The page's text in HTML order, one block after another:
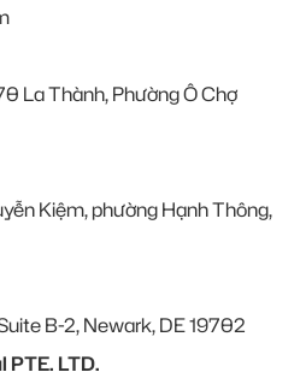
La Thành, Phường Ô Chợ
Kiệm, phường Hạnh Thông,
B-2, Newark, DE 19702
LTD.